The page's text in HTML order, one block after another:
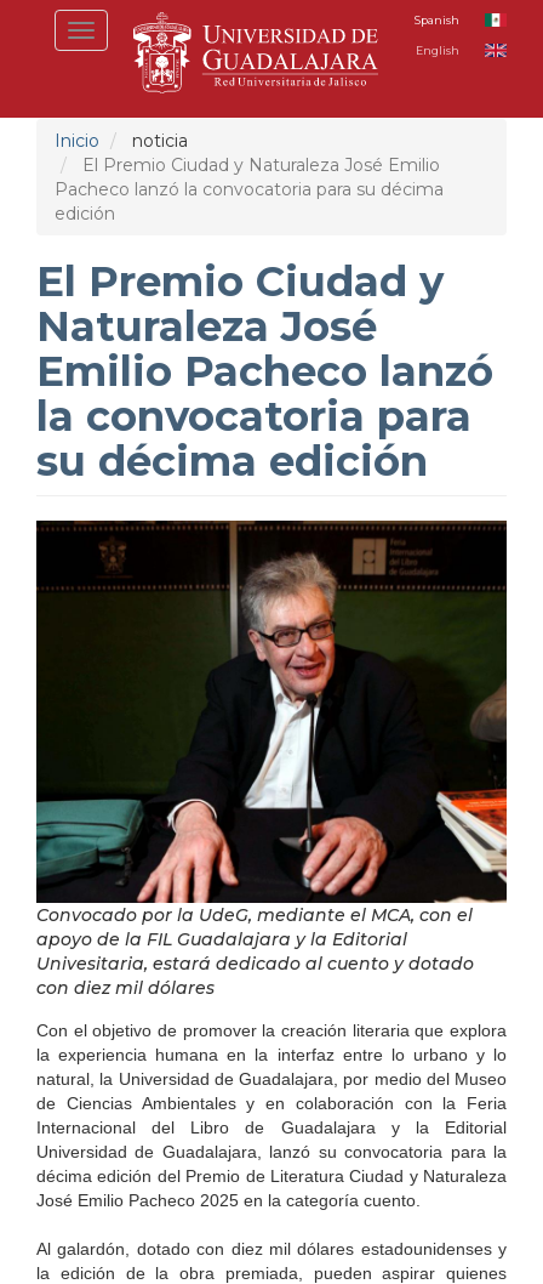
Toggle
navigation
Spanish
English
Inicio
noticia
El Premio Ciudad y Naturaleza José Emilio
Pacheco lanzó la convocatoria para su décima
edición
El Premio Ciudad y
Naturaleza José
Emilio Pacheco lanzó
la convocatoria para
su décima edición
Convocado por la UdeG, mediante el MCA, con el
apoyo de la FIL Guadalajara y la Editorial
Univesitaria, estará dedicado al cuento y dotado
con diez mil dólares
Con el objetivo de promover la creación literaria que explora
la experiencia humana en la interfaz entre lo urbano y lo
natural, la Universidad de Guadalajara, por medio del Museo
de Ciencias Ambientales y en colaboración con la Feria
Internacional del Libro de Guadalajara y la Editorial
Universidad de Guadalajara, lanzó su convocatoria para la
décima edición del Premio de Literatura Ciudad y Naturaleza
José Emilio Pacheco 2025 en la categoría cuento.
Al galardón, dotado con diez mil dólares estadounidenses y
la edición de la obra premiada, pueden aspirar quienes